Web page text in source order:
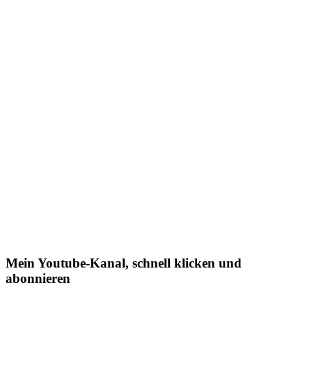
Mein Youtube-Kanal, schnell klicken und
abonnieren